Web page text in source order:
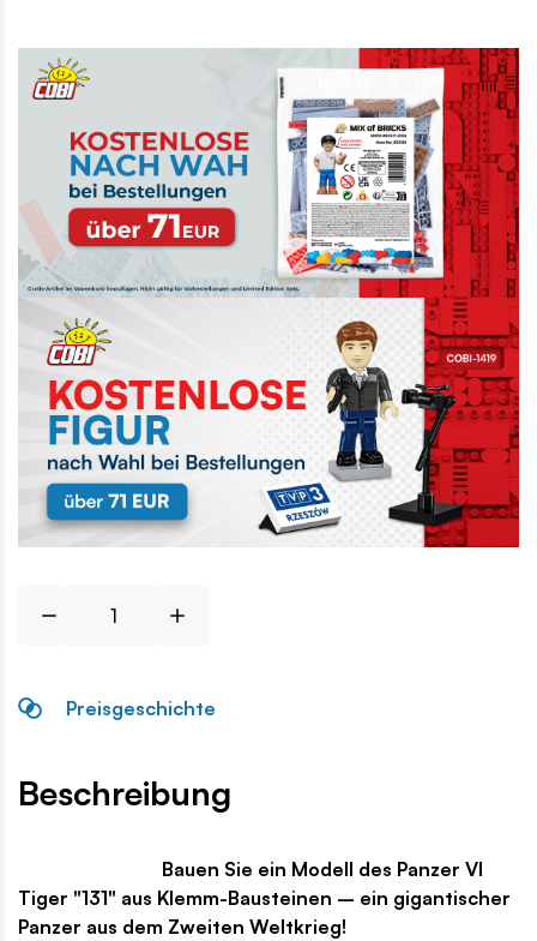
Preisgeschichte
Beschreibung
Bauen Sie ein Modell des Panzer VI
Tiger "131" aus Klemm-Bausteinen – ein gigantischer
Panzer aus dem Zweiten Weltkrieg!